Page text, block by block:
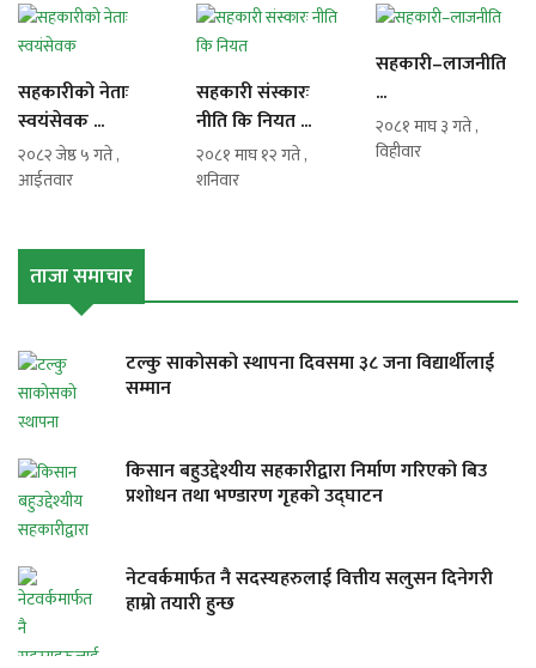
सहकारीको नेताः
स्वयंसेवक ...
२०८२ जेष्ठ ५ गते ,
आईतवार
सहकारी संस्कारः
नीति कि नियत ...
२०८१ माघ १२ गते ,
शनिवार
सहकारी–लाजनीति
...
२०८१ माघ ३ गते ,
विहीवार
ताजा समाचार
टल्कु साकोसको स्थापना दिवसमा ३८ जना विद्यार्थीलाई
सम्मान
किसान बहुउद्देश्यीय सहकारीद्वारा निर्माण गरिएको बिउ
प्रशोधन तथा भण्डारण गृहको उद्घाटन
नेटवर्कमार्फत नै सदस्यहरुलाई वित्तीय सलुसन दिनेगरी
हाम्रो तयारी हुन्छ